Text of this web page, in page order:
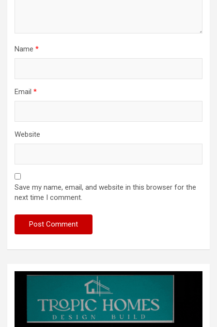
Name *
Email *
Website
Save my name, email, and website in this browser for the
next time I comment.